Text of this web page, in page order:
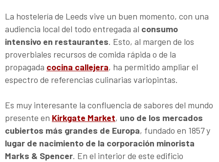
La hostelería de Leeds vive un buen momento, con una
audiencia local del todo entregada al consumo
intensivo en restaurantes. Esto, al margen de los
proverbiales recursos de comida rápida o de la
propagada cocina callejera, ha permitido ampliar el
espectro de referencias culinarias variopintas.
Es muy interesante la confluencia de sabores del mundo
presente en Kirkgate Market, uno de los mercados
cubiertos más grandes de Europa, fundado en 1857 y
lugar de nacimiento de la corporación minorista
Marks & Spencer. En el interior de este edificio